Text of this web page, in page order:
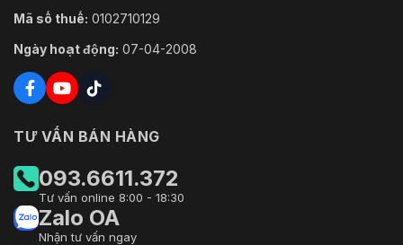
Mã số thuế: 0102710129
Ngày hoạt động: 07-04-2008
TƯ VẤN BÁN HÀNG
093.6611.372
Tư vấn online 8:00 - 18:30
Zalo OA
Nhận tư vấn ngay